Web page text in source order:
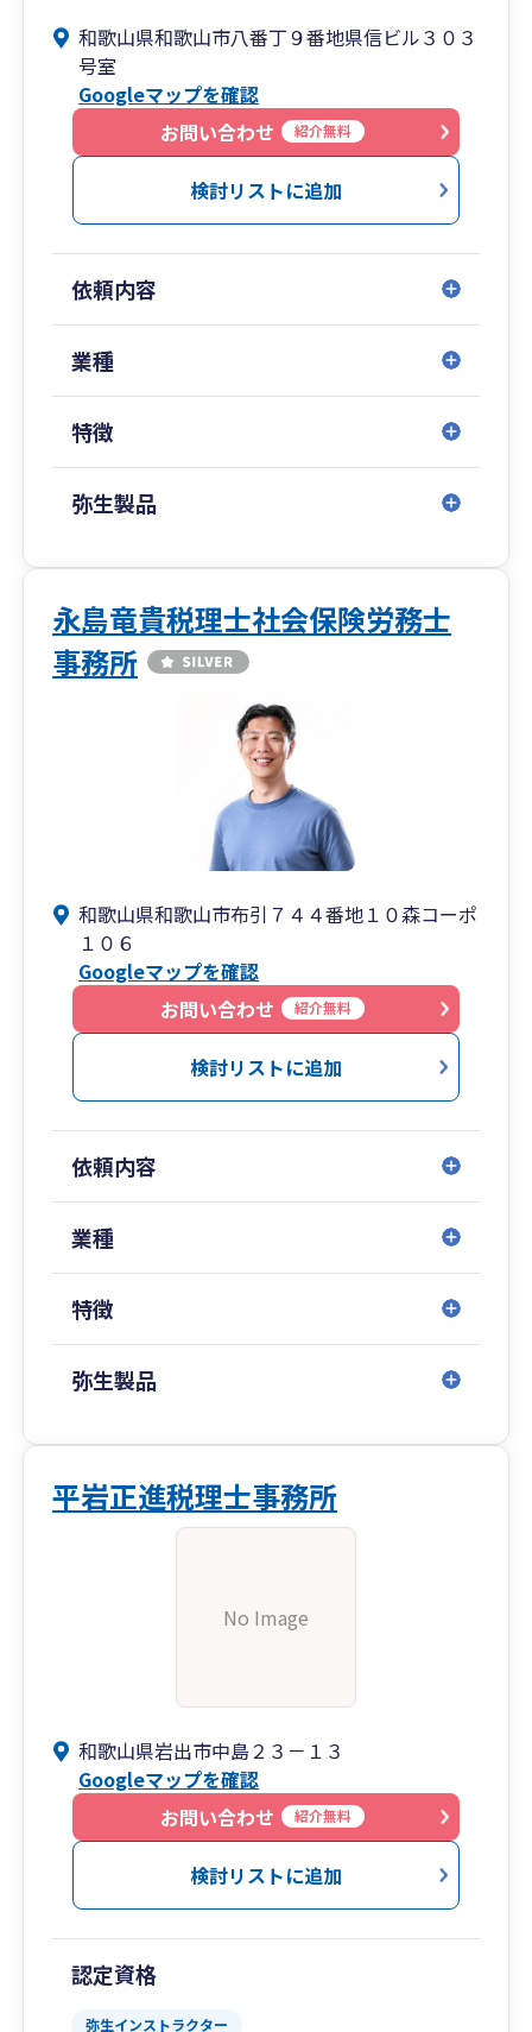
に立ち寄っていただけるようなアットホームな税
理士事務所です。
まずは、起業のご相談、会社設立、創業支援など
お気軽にご相談ください。
和歌山県和歌山市八番丁９番地県信ビル３０３
号室
Googleマップを確認
お問い合わせ
紹介無料
検討リストに追加
依頼内容
業種
特徴
弥生製品
永島竜貴税理士社会保険労務士
事務所
和歌山県和歌山市布引７４４番地１０森コーポ
１０６
Googleマップを確認
お問い合わせ
紹介無料
検討リストに追加
依頼内容
業種
特徴
弥生製品
平岩正進税理士事務所
No Image
和歌山県岩出市中島２３－１３
Googleマップを確認
お問い合わせ
紹介無料
検討リストに追加
認定資格
弥生インストラクター